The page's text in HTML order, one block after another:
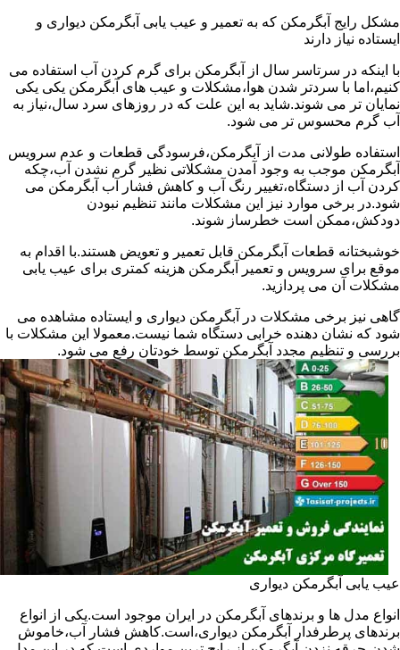
مشکل رایج آبگرمکن که به تعمیر و عیب یابی آبگرمکن دیواری و
ایستاده نیاز دارند
با اینکه در سرتاسر سال از آبگرمکن برای گرم کردن آب استفاده می
کنیم،اما با سردتر شدن هوا،مشکلات و عیب های آبگرمکن یکی یکی
نمایان تر می شوند.شاید به این علت که در روزهای سرد سال،نیاز به
آب گرم محسوس تر می شود.
استفاده طولانی مدت از آبگرمکن،فرسودگی قطعات و عدم سرویس
آبگرمکن موجب به وجود آمدن مشکلاتی نظیر گرم نشدن آب،چکه
کردن آب از دستگاه،تغییر رنگ آب و کاهش فشار آب آبگرمکن می
شود.در برخی موارد نیز این مشکلات مانند تنظیم نبودن
دودکش،ممکن است خطرساز شوند.
خوشبختانه قطعات آبگرمکن قابل تعمیر و تعویض هستند.با اقدام به
موقع برای سرویس و تعمیر آبگرمکن هزینه کمتری برای عیب یابی
مشکلات آن می پردازید.
گاهی نیز برخی مشکلات در آبگرمکن دیواری و ایستاده مشاهده می
شود که نشان دهنده خرابی دستگاه شما نیست.معمولا این مشکلات با
بررسی و تنظیم مجدد آبگرمکن توسط خودتان رفع می شود.
عیب یابی آبگرمکن دیواری
انواع مدل ها و برندهای آبگرمکن در ایران موجود است.یکی از انواع
برندهای پرطرفدار آبگرمکن دیواری،است.کاهش فشار آب،خاموش